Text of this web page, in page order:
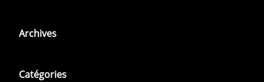
Archives
Catégories